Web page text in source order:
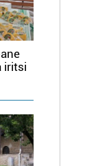
iritsi